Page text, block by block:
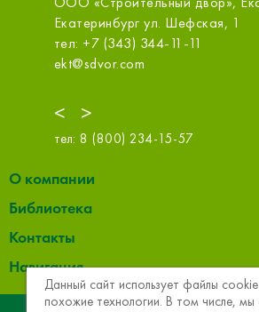
<
Екатеринбург ул. Шефская, 1
тел: +7 (343) 344-11-11
ekt@sdvor.com
>
тел: 8 (800) 234-15-57
О компании
Библиотека
Контакты
Навигация
Данный сайт использует файлы
похожие технологии. В том числе,